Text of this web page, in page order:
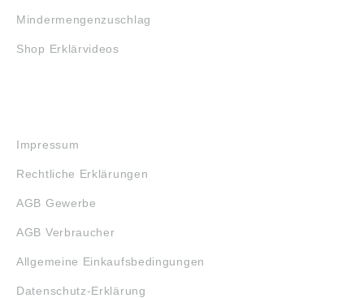
Mindermengenzuschlag
Shop Erklärvideos
Impressum
Rechtliche Erklärungen
AGB Gewerbe
AGB Verbraucher
Allgemeine Einkaufsbedingungen
Datenschutz-Erklärung